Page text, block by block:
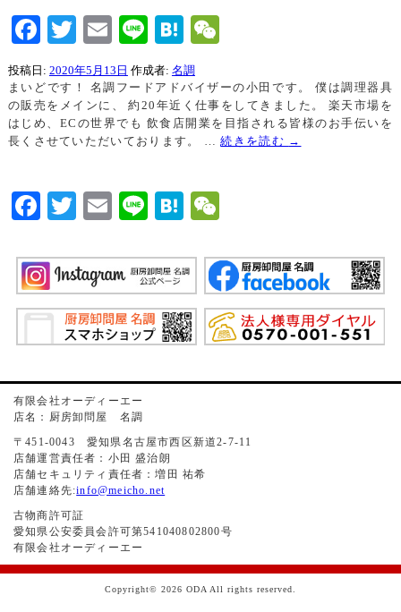
Facebook
TwitterEmailLineHatena
投稿日: 2020年5月13日 作成者: 名調
まいどです！ 名調フードアドバイザーの小田です。 僕は調理器具
の販売をメインに、 約20年近く仕事をしてきました。 楽天市場を
はじめ、ECの世界でも 飲食店開業を目指される皆様のお手伝いを
長くさせていただいております。 …続きを読む →
Facebook
TwitterEmailLineHatena
有限会社オーディーエー
店名：厨房卸問屋 名調
〒451-0043 愛知県名古屋市西区新道2-7-11
店舗運営責任者：小田 盛治朗
店舗セキュリティ責任者：増田 祐希
店舗連絡先:info@meicho.net
古物商許可証
愛知県公安委員会許可第541040802800号
有限会社オーディーエー
Copyright© 2026 ODA All rights reserved.